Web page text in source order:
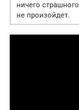
ничего страшного
не произойдет.